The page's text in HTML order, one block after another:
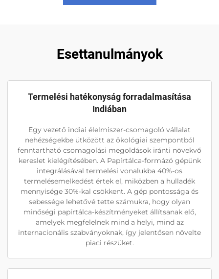
Esettanulmányok
Termelési hatékonyság forradalmasítása
Indiában
Egy vezető indiai élelmiszer-csomagoló vállalat
nehézségekbe ütközött az ökológiai szempontból
fenntartható csomagolási megoldások iránti növekvő
kereslet kielégítésében. A Papírtálca-formázó gépünk
integrálásával termelési vonalukba 40%-os
termelésemelkedést értek el, miközben a hulladék
mennyisége 30%-kal csökkent. A gép pontossága és
sebessége lehetővé tette számukra, hogy olyan
minőségi papírtálca-készítményeket állítsanak elő,
amelyek megfelelnek mind a helyi, mind az
internacionális szabványoknak, így jelentősen növelte
piaci részüket.